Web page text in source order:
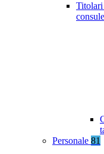
Personale 81